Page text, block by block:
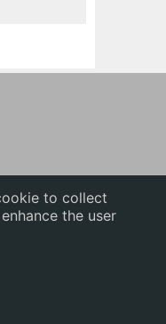
to collect
the user